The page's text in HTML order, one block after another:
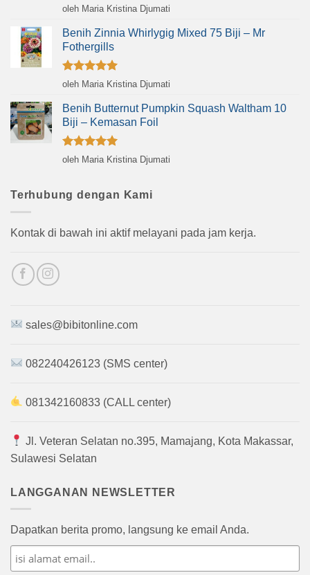
Dinilai5
oleh Maria Kristina Djumati
Benih Zinnia Whirlygig Mixed 75 Biji – Mr
Fothergills
Dinilai5
oleh Maria Kristina Djumati
Benih Butternut Pumpkin Squash Waltham 10
Biji – Kemasan Foil
Dinilai5
oleh Maria Kristina Djumati
Terhubung dengan Kami
Kontak di bawah ini aktif melayani pada jam kerja.
sales@bibitonline.com
082240426123 (SMS center)
081342160833 (CALL center)
Jl. Veteran Selatan no.395, Mamajang, Kota Makassar,
Sulawesi Selatan
LANGGANAN NEWSLETTER
Dapatkan berita promo, langsung ke email Anda.